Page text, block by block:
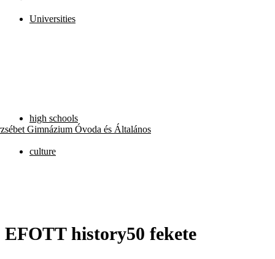
Universities
high schools
Gimnázium Óvoda és Általános
culture
EFOTT history50 fekete